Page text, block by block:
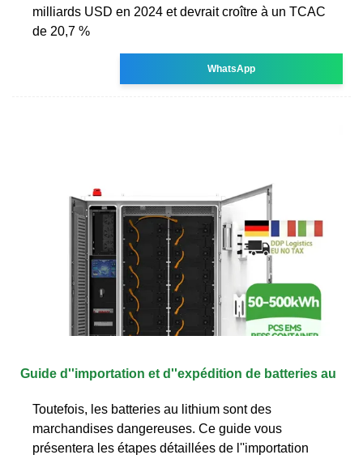
milliards USD en 2024 et devrait croître à un TCAC
de 20,7 %
WhatsApp
Guide d''importation et d''expédition de batteries au
Toutefois, les batteries au lithium sont des
marchandises dangereuses. Ce guide vous
présentera les étapes détaillées de l''importation